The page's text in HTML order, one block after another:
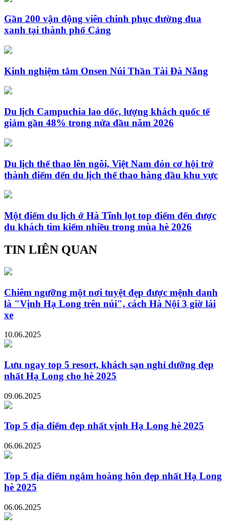
Gần 200 vận động viên chinh phục đường đua
xanh tại thành phố Cảng
Kinh nghiệm tắm Onsen Núi Thần Tài Đà Nẵng
Du lịch Campuchia lao dốc, lượng khách quốc tế
giảm gần 48% trong nửa đầu năm 2026
Du lịch thể thao lên ngôi, Việt Nam đón cơ hội trở
thành điểm đến du lịch thể thao hàng đầu khu vực
Một điểm du lịch ở Hà Tĩnh lọt top điểm đến được
du khách tìm kiếm nhiều trong mùa hè 2026
TIN LIÊN QUAN
Chiêm ngưỡng một nơi tuyệt đẹp được mệnh danh
là "Vịnh Hạ Long trên núi", cách Hà Nội 3 giờ lái
xe
10.06.2025
Lưu ngay top 5 resort, khách sạn nghỉ dưỡng đẹp
nhất Hạ Long cho hè 2025
09.06.2025
Top 5 địa điểm đẹp nhất vịnh Hạ Long hè 2025
06.06.2025
Top 5 địa điểm ngắm hoàng hôn đẹp nhất Hạ Long
hè 2025
06.06.2025